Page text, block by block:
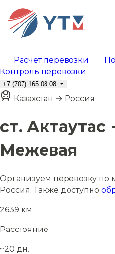
Расчет перевозки
Контроль перевозки
+7 (707) 165 08 08
Казахстан → Россия
ст. Актаутас
Межевая
Организуем перевозку по
Россия. Также доступно
2639 км
Расстояние
~20 дн.